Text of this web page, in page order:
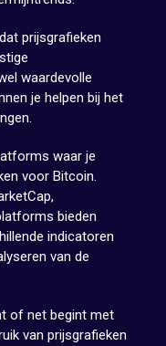
prijsgrafieken
waardevolle
je helpen bij het
waar je
voor Bitcoin.
bieden
indicatoren
van de
of net begint met
van prijsgrafieken